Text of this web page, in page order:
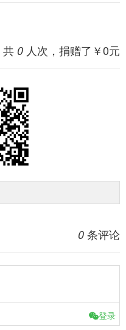
共 0 人次，捐赠了￥0元
0 条评论
登录